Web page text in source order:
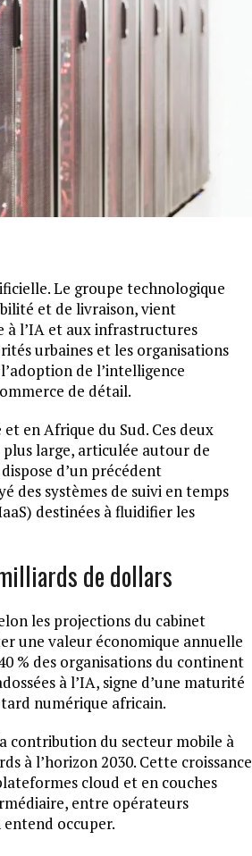
Le groupe technologique
et de livraison, vient
à l’IA et aux infrastructures
urbaines et les organisations
de l’intelligence
de détail.
en Afrique du Sud. Ces deux
large, articulée autour de
d’un précédent
des systèmes de suivi en temps
destinées à fluidifier les
de dollars
les projections du cabinet
une valeur économique annuelle
% des organisations du continent
à l’IA, signe d’une maturité
numérique africain.
contribution du secteur mobile à
à l’horizon 2030. Cette croissance
cloud et en couches
entre opérateurs
occuper.